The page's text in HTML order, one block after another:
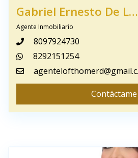
Gabriel Ernesto De Los Santos
Agente Inmobiliario
8097924730
8292151254
agentelofthomerd@gmail.com
Contáctame